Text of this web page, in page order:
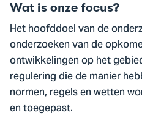
Wat is onze focus?
Het hoofddoel van de
onderzoeken van de
ontwikkelingen op het
regulering die de manier
normen, regels en wetten
en toegepast.